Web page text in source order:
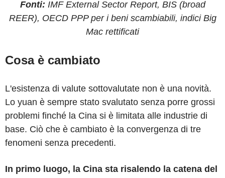
Fonti: IMF External Sector Report, BIS (broad
REER), OECD PPP per i beni scambiabili, indici Big
Mac rettificati
Cosa è cambiato
L'esistenza di valute sottovalutate non è una novità.
Lo yuan è sempre stato svalutato senza porre grossi
problemi finché la Cina si è limitata alle industrie di
base. Ciò che è cambiato è la convergenza di tre
fenomeni senza precedenti.
In primo luogo, la Cina sta risalendo la catena del